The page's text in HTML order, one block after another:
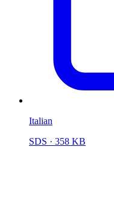
Italian
SDS · 358 KB